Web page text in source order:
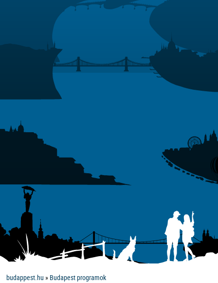
budappest.hu » Budapest programok